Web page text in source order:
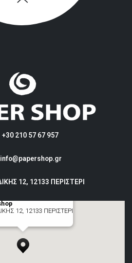
+30 210 57 67 957
info@papershop.gr
12, 12133 ΠΕΡΙΣΤΕΡΙ
12, 12133 ΠΕΡΙΣΤΕΡΙ